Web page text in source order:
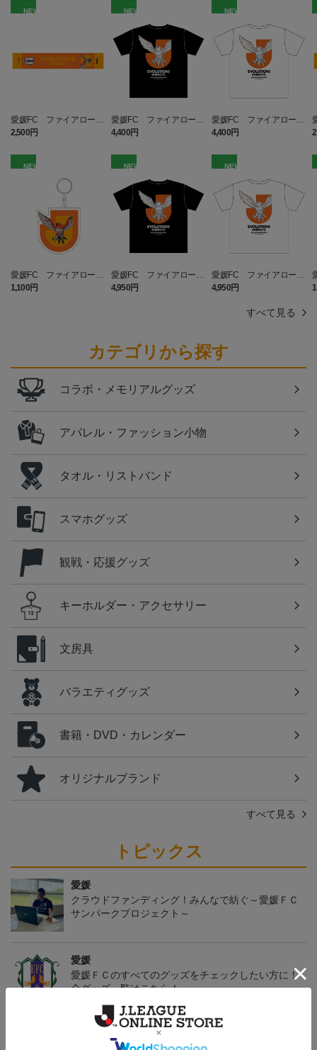
NEW
愛媛FC ファイアロー
タオルマフラー
2,500円
NEW
愛媛FC ファイアロー
キーホルダー
1,100円
NEW
愛媛FC ファイアロー T
シャツ BLACK キッズ
4,400円
NEW
愛媛FC ファイアロー T
シャツ BLACK
4,950円
NEW
愛媛FC ファイアロー T
シャツ WHITE キッズ
4,400円
NEW
愛媛FC ファイアロー T
シャツ WHITE
4,950円
すべて見る
カテゴリから探す
コラボ・メモリアルグッズ
アパレル・ファッション小物
タオル・リストバンド
スマホグッズ
観戦・応援グッズ
キーホルダー・アクセサリー
文房具
バラエティグッズ
書籍・DVD・カレンダー
オリジナルブランド
すべて見る
トピックス
愛媛
クラウドファンディング！みんなで紡ぐ～愛媛ＦＣ
サンパークプロジェクト～
愛媛
愛媛ＦＣのすべてのグッズをチェックしたい方に！
全グッズ一覧はこちら！